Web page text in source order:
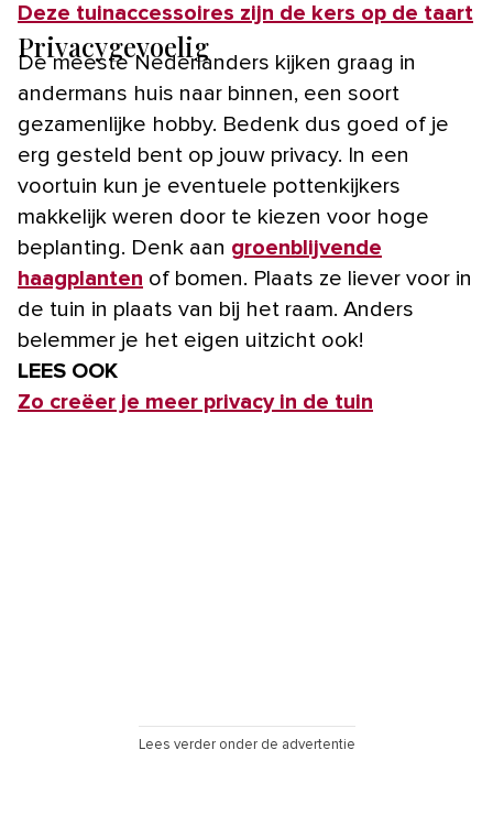
Deze tuinaccessoires zijn de kers op de taart
Privacygevoelig
De meeste Nederlanders kijken graag in
andermans huis naar binnen, een soort
gezamenlijke hobby. Bedenk dus goed of je
erg gesteld bent op jouw privacy. In een
voortuin kun je eventuele pottenkijkers
makkelijk weren door te kiezen voor hoge
beplanting. Denk aan groenblijvende
haagplanten of bomen. Plaats ze liever voor in
de tuin in plaats van bij het raam. Anders
belemmer je het eigen uitzicht ook!
LEES OOK
Zo creëer je meer privacy in de tuin
Lees verder onder de advertentie